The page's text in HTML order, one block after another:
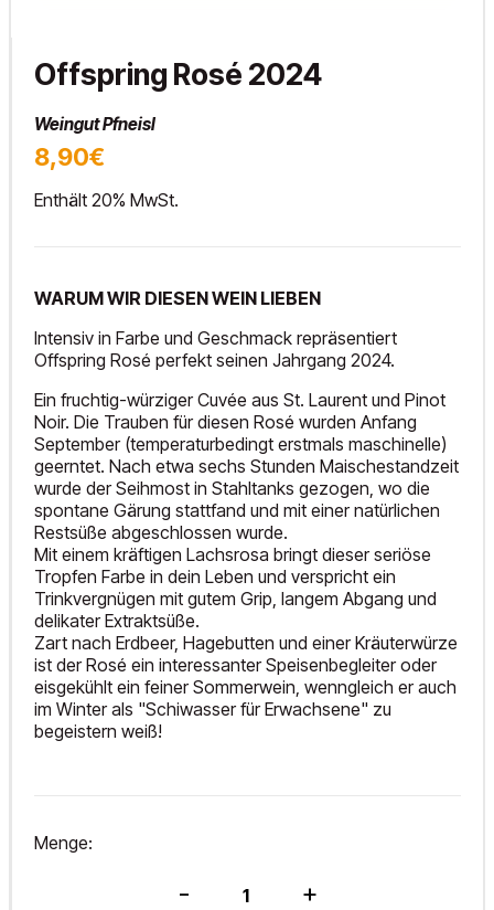
Offspring Rosé 2024
Weingut Pfneisl
8,90€
Enthält 20% MwSt.
WARUM WIR DIESEN WEIN LIEBEN
Intensiv in Farbe und Geschmack repräsentiert
Offspring Rosé perfekt seinen Jahrgang 2024.
Ein fruchtig-würziger Cuvée aus St. Laurent und Pinot
Noir. Die Trauben für diesen Rosé wurden Anfang
September (temperaturbedingt erstmals maschinelle)
geerntet. Nach etwa sechs Stunden Maischestandzeit
wurde der Seihmost in Stahltanks gezogen, wo die
spontane Gärung stattfand und mit einer natürlichen
Restsüße abgeschlossen wurde.
Mit einem kräftigen Lachsrosa bringt dieser seriöse
Tropfen Farbe in dein Leben und verspricht ein
Trinkvergnügen mit gutem Grip, langem Abgang und
delikater Extraktsüße.
Zart nach Erdbeer, Hagebutten und einer Kräuterwürze
ist der Rosé ein interessanter Speisenbegleiter oder
eisgekühlt ein feiner Sommerwein, wenngleich er auch
im Winter als "Schiwasser für Erwachsene" zu
begeistern weiß!
Menge:
- +